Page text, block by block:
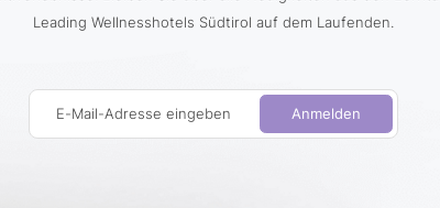
Leading Wellnesshotels Südtirol auf dem Laufenden.
E-Mail-Adresse eingeben Anmelden